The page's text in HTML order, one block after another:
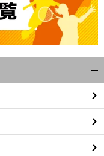
閉
る